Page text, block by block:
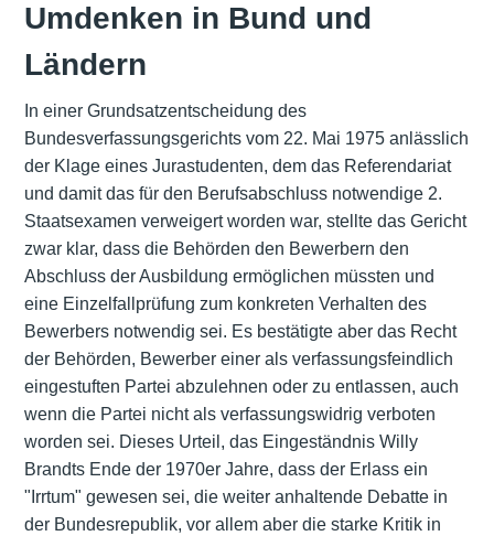
Umdenken in Bund und
Ländern
In einer Grundsatzentscheidung des
Bundesverfassungsgerichts vom 22. Mai 1975 anlässlich
der Klage eines Jurastudenten, dem das Referendariat
und damit das für den Berufsabschluss notwendige 2.
Staatsexamen verweigert worden war, stellte das Gericht
zwar klar, dass die Behörden den Bewerbern den
Abschluss der Ausbildung ermöglichen müssten und
eine Einzelfallprüfung zum konkreten Verhalten des
Bewerbers notwendig sei. Es bestätigte aber das Recht
der Behörden, Bewerber einer als verfassungsfeindlich
eingestuften Partei abzulehnen oder zu entlassen, auch
wenn die Partei nicht als verfassungswidrig verboten
worden sei. Dieses Urteil, das Eingeständnis Willy
Brandts Ende der 1970er Jahre, dass der Erlass ein
"Irrtum" gewesen sei, die weiter anhaltende Debatte in
der Bundesrepublik, vor allem aber die starke Kritik in